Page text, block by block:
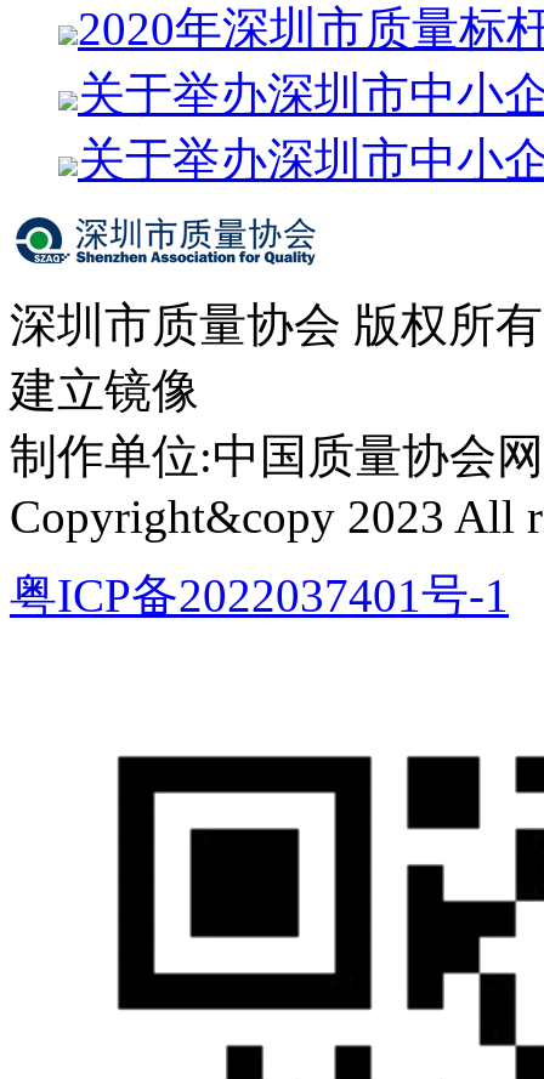
2020年深圳市质量标
关于举办深圳市中小
关于举办深圳市中小
深圳市质量协会 版权所
建立镜像
制作单位:中国质量协会
Copyright&copy 2023 All
粤ICP备2022037401号-1